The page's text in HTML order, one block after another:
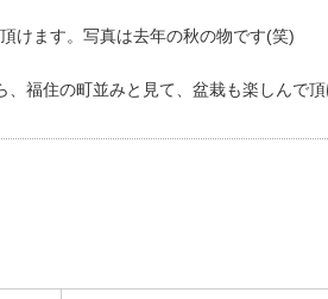
けます。写真は去年の秋の物です(笑)
福住の町並みと見て、盆栽も楽しんで頂